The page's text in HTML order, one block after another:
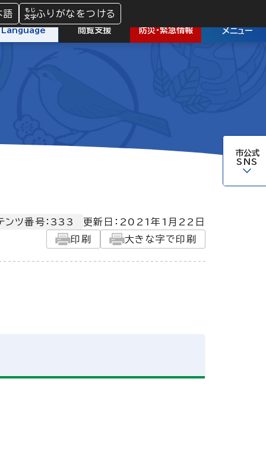
語 ふりがなをつける
Language 閲覧支援 防災・緊急情報 メニュー
市公式
SNS
ンツ番号：333 更新日： 2021年1月22日
印刷
大きな字で印刷